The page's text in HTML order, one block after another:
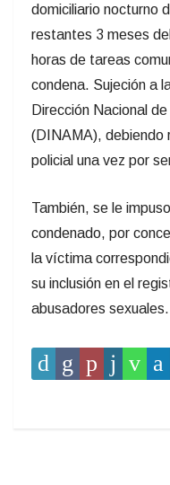
domiciliario nocturno
restantes 3 meses
horas de tareas
condena. Sujeción a
Dirección Nacional
(DINAMA), debiendo
policial una vez por
También, se le
condenado, por
la víctima
su inclusión en el
abusadores sexuales.